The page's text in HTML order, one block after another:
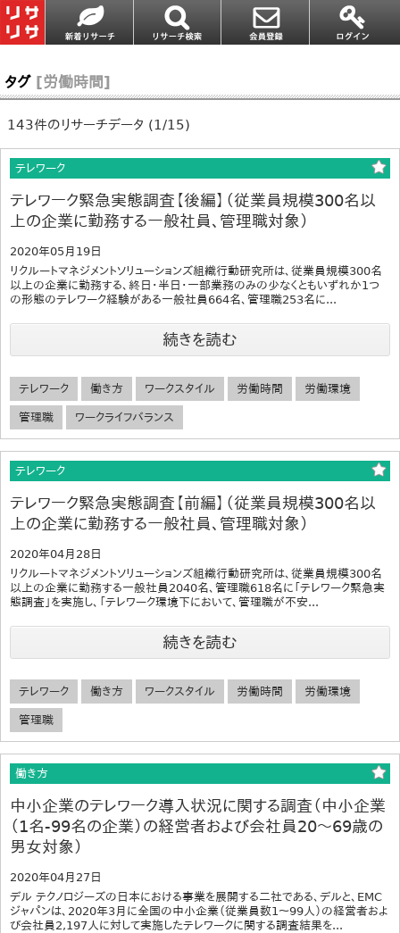
タグ [労働時間]
143件のリサーチデータ (1/15)
テレワーク
テレワーク緊急実態調査【後編】（従業員規模300名以
上の企業に勤務する一般社員、管理職対象）
2020年05月19日
リクルートマネジメントソリューションズ組織行動研究所は、従業員規模300名
以上の企業に勤務する、終日・半日・一部業務のみの少なくともいずれか1つ
の形態のテレワーク経験がある一般社員664名、管理職253名に...
続きを読む
テレワーク 働き方 ワークスタイル 労働時間 労働環境
管理職 ワークライフバランス
テレワーク
テレワーク緊急実態調査【前編】（従業員規模300名以
上の企業に勤務する一般社員、管理職対象）
2020年04月28日
リクルートマネジメントソリューションズ組織行動研究所は、従業員規模300名
以上の企業に勤務する一般社員2040名、管理職618名に「テレワーク緊急実
態調査」を実施し、「テレワーク環境下において、管理職が不安...
続きを読む
テレワーク 働き方 ワークスタイル 労働時間 労働環境
管理職
働き方
中小企業のテレワーク導入状況に関する調査（中小企業
（1名-99名の企業）の経営者および会社員20～69歳の
男女対象）
2020年04月27日
デル テクノロジーズの日本における事業を展開する二社である、デルと、EMC
ジャパンは、2020年3月に全国の中小企業（従業員数1～99人）の経営者およ
び会社員2,197人に対して実施したテレワークに関する調査結果を...